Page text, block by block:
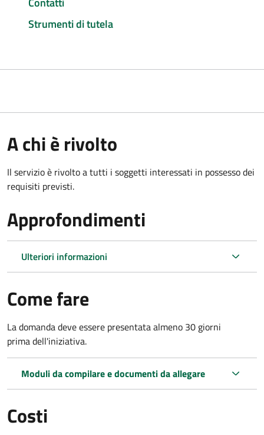
Strumenti di tutela
A chi è rivolto
Il servizio è rivolto a tutti i soggetti interessati in possesso dei
requisiti previsti.
Approfondimenti
Ulteriori informazioni
Come fare
La domanda deve essere presentataalmeno 30 giorni
primadell'iniziativa.
Moduli da compilare e documenti da allegare
Costi